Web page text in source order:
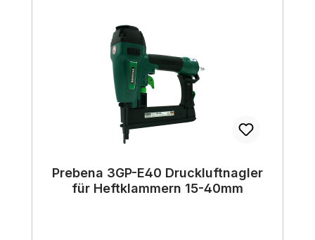
Prebena 3GP-E40 Druckluftnagler
für Heftklammern 15-40mm